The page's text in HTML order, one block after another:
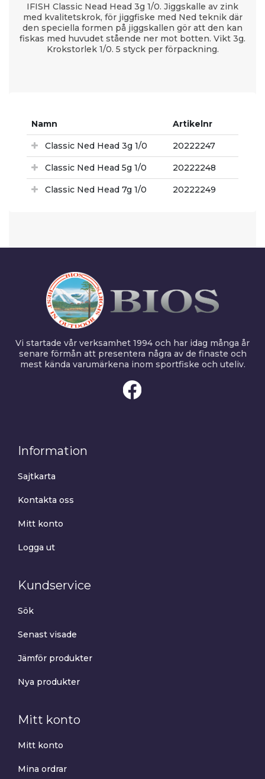
IFISH Classic Nead Head 3g 1/0. Jiggskalle av zink
med kvalitetskrok, för jiggfiske med Ned teknik där
den speciella formen på jiggskallen gör att den kan
fiskas med huvudet stående ner mot botten. Vikt 3g.
Krokstorlek 1/0. 5 styck per förpackning.
Namn Artikelnr
Classic Ned Head 3g 1/0 20222247
Classic Ned Head 5g 1/0 20222248
Classic Ned Head 7g 1/0 20222249
Vi startade vår verksamhet 1994 och har idag många år
senare förmån att presentera några av de finaste och
mest kända varumärkena inom sportfiske och uteliv.
Information
Sajtkarta
Kontakta oss
Mitt konto
Logga ut
Kundservice
Sök
Senast visade
Jämför produkter
Nya produkter
Mitt konto
Mitt konto
Mina ordrar